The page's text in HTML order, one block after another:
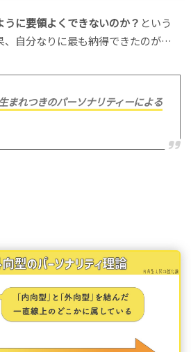
に要領よくできないのか？ という
、自分なりに最も納得できたのが…
まれつきのパーソナリティーによる